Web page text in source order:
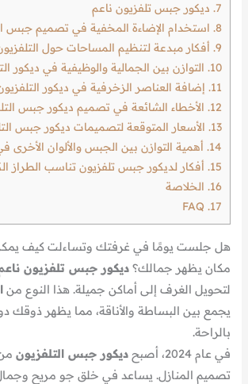
7. ديكور جبس تلفزيون ناعم
8. استخدام الإضاءة المخفية في تصميم جبس
9. أفكار مبدعة لتنظيم المساحات حول
10. التوازن بين الجمالية والوظيفية في ديكور
11. إضافة العناصر الزخرفية في ديكور
12. الأخطاء الشائعة في تصميم ديكور جبس
13. الأسعار المتوقعة لتصميمات ديكور جبس
14. أهمية التوازن بين الجبس والألوان الأخرى
15. أفكار لديكور جبس تلفزيون تناسب الطراز
16. الخلاصة
17.
هل جلست يومًا في غرفتك وتساءلت كيف يمكن
مكان يظهر جمالك؟ديكور جبس تلفزيون
لتحويل الغرف إلى أماكن جميلة. هذا النوع من
يجمع بين البساطة والأناقة، مما يظهر ذوقك
بالراحة.
في عام 2024، أصبح
ديكور جبس التلفزيون
تصميم المنازل. يساعد في خلق جو مريح وجمال